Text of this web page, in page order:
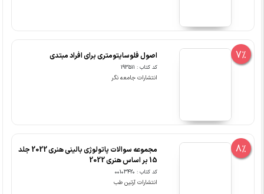
7% اﺻﻮل ﻓﻠﻮﺳﺎﯾﺘﻮﻣﺘﺮی ﺑﺮای اﻓﺮاد ﻣﺒﺘﺪی
کد کتاب : 193511
انتشارات جامعه نگر
8%
مجموعه سوالات پاتولوژی بالینی هنری 2022 جلد
15 بر اساس هنری 2022
کد کتاب : 00103420
انتشارات آرتین طب